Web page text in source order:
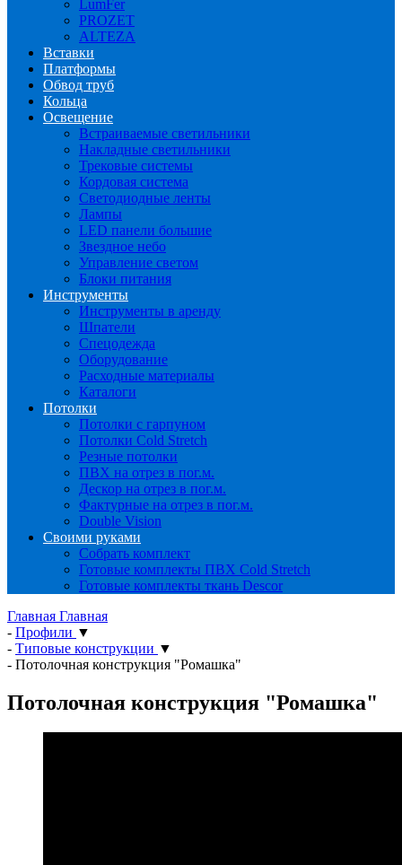
LumFer
PROZET
ALTEZA
Вставки
Платформы
Обвод труб
Кольца
Освещение
Встраиваемые светильники
Накладные светильники
Трековые системы
Кордовая система
Светодиодные ленты
Лампы
LED панели большие
Звездное небо
Управление светом
Блоки питания
Инструменты
Инструменты в аренду
Шпатели
Спецодежда
Оборудование
Расходные материалы
Каталоги
Потолки
Потолки с гарпуном
Потолки Cold Stretch
Резные потолки
ПВХ на отрез в пог.м.
Дескор на отрез в пог.м.
Фактурные на отрез в пог.м.
Double Vision
Своими руками
Собрать комплект
Готовые комплекты ПВХ Cold Stretch
Готовые комплекты ткань Descor
Главная Главная
- Профили ▼
- Типовые конструкции ▼
- Потолочная конструкция "Ромашка"
Потолочная конструкция "Ромашка"